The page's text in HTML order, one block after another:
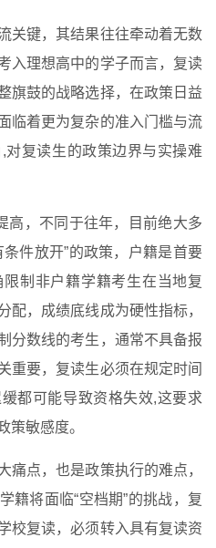
关键，其结果往往牵动着无数
入理想高中的学子而言，复读
旗鼓的战略选择，在政策日益
临着更为复杂的准入门槛与流
复读生的政策边界与实操难
高，不同于往年，目前绝大多
件放开”的政策，户籍是首要
制非户籍学籍考生在当地复
配，成绩底线成为硬性指标，
分数线的考生，通常不具备报
重要，复读生必须在规定时间
都可能导致资格失效,这要求
策敏感度。
痛点，也是政策执行的难点，
籍将面临“空档期”的挑战，复
校复读，必须转入具有复读资